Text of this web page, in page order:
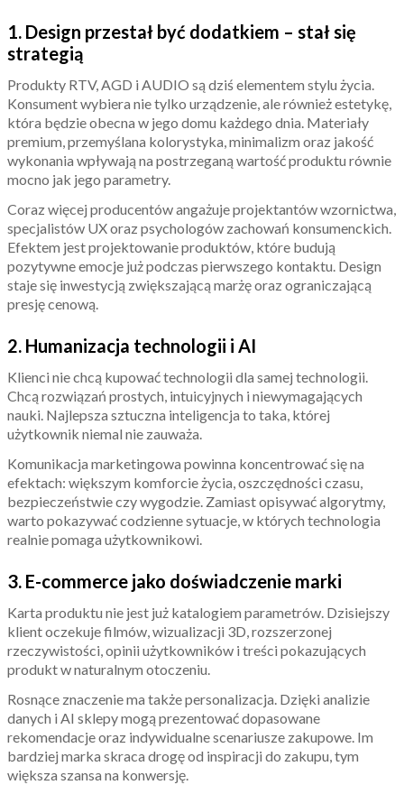
1. Design przestał być dodatkiem – stał się
strategią
Produkty RTV, AGD i AUDIO są dziś elementem stylu życia.
Konsument wybiera nie tylko urządzenie, ale również estetykę,
która będzie obecna w jego domu każdego dnia. Materiały
premium, przemyślana kolorystyka, minimalizm oraz jakość
wykonania wpływają na postrzeganą wartość produktu równie
mocno jak jego parametry.
Coraz więcej producentów angażuje projektantów wzornictwa,
specjalistów UX oraz psychologów zachowań konsumenckich.
Efektem jest projektowanie produktów, które budują
pozytywne emocje już podczas pierwszego kontaktu. Design
staje się inwestycją zwiększającą marżę oraz ograniczającą
presję cenową.
2. Humanizacja technologii i AI
Klienci nie chcą kupować technologii dla samej technologii.
Chcą rozwiązań prostych, intuicyjnych i niewymagających
nauki. Najlepsza sztuczna inteligencja to taka, której
użytkownik niemal nie zauważa.
Komunikacja marketingowa powinna koncentrować się na
efektach: większym komforcie życia, oszczędności czasu,
bezpieczeństwie czy wygodzie. Zamiast opisywać algorytmy,
warto pokazywać codzienne sytuacje, w których technologia
realnie pomaga użytkownikowi.
3. E-commerce jako doświadczenie marki
Karta produktu nie jest już katalogiem parametrów. Dzisiejszy
klient oczekuje filmów, wizualizacji 3D, rozszerzonej
rzeczywistości, opinii użytkowników i treści pokazujących
produkt w naturalnym otoczeniu.
Rosnące znaczenie ma także personalizacja. Dzięki analizie
danych i AI sklepy mogą prezentować dopasowane
rekomendacje oraz indywidualne scenariusze zakupowe. Im
bardziej marka skraca drogę od inspiracji do zakupu, tym
większa szansa na konwersję.